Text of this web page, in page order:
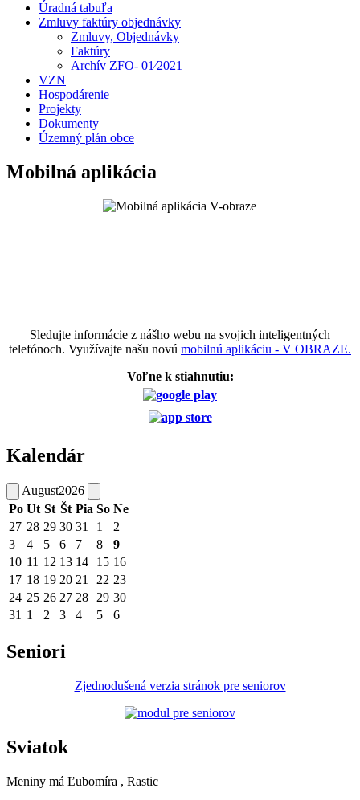
Úradná tabuľa
Zmluvy faktúry objednávky
Zmluvy, Objednávky
Faktúry
Archív ZFO- 01⁄2021
VZN
Hospodárenie
Projekty
Dokumenty
Územný plán obce
Mobilná aplikácia
Sledujte informácie z nášho webu na svojich inteligentných
telefónoch. Využívajte našu novú mobilnú aplikáciu - V OBRAZE.
Voľne k stiahnutiu:
Kalendár
August2026
Po Ut St Št Pia So Ne
27 28 29 30 31 1
2
3
4 5 6 7 8
9
10 11 12 13 14 15 16
17 18 19 20 21 22 23
24 25 26 27 28 29 30
31 1 2 3 4 5 6
Seniori
Zjednodušená verzia stránok pre seniorov
Sviatok
Meniny má Ľubomíra , Rastic